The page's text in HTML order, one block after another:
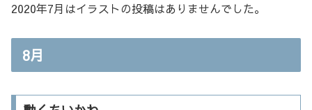
2020年7月はイラストの投稿はありませんでした。
8月